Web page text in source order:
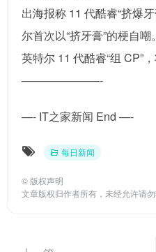
出海报称 11 代酷睿“挤爆
尔首次以“挤牙膏”的梗自
英特尔 11 代酷睿“组 CP”
———————-
—- IT之家新闻 End —-
每日新闻
© 版权声明
文章版权归作者所有，未经允许请勿